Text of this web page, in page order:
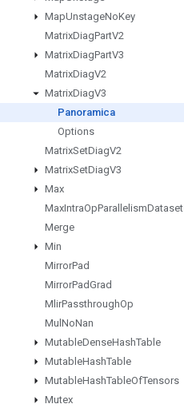
MapUnstageNoKey
MatrixDiagPartV2
MatrixDiagPartV3
MatrixDiagV2
MatrixDiagV3
Panoramica
Options
MatrixSetDiagV2
MatrixSetDiagV3
Max
MaxIntraOpParallelismDataset
Merge
Min
MirrorPad
MirrorPadGrad
MlirPassthroughOp
Mul NoNan
MutableDenseHashTable
MutableHashTable
MutableHashTableOfTensors
Mutex